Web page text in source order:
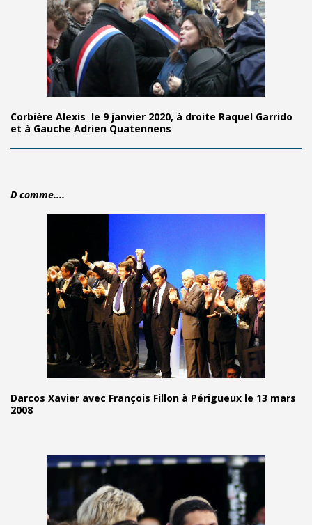
Corbière Alexis le 9 janvier 2020, à droite Raquel Garrido
et à Gauche Adrien Quatennens
D comme....
Darcos Xavier avec François Fillon à Périgueux le 13 mars
2008